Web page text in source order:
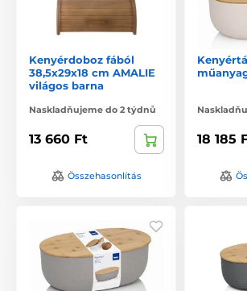
Kenyérdoboz fából
38,5x29x18 cm AMALIE
világos barna
Naskladňujeme do 2 týdnů
13 660 Ft
Összehasonlítás
18 185